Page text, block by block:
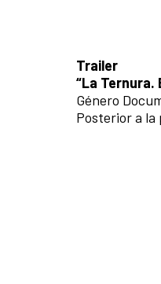
Trailer
“La Ternura.
Género
Posterior a la